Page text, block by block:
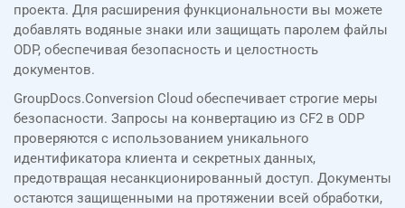
проекта. Для расширения функциональности вы можете
добавлять водяные знаки или защищать паролем файлы
ODP, обеспечивая безопасность и целостность
документов.
GroupDocs.Conversion Cloud обеспечивает строгие меры
безопасности. Запросы на конвертацию из CF2 в ODP
проверяются с использованием уникального
идентификатора клиента и секретных данных,
предотвращая несанкционированный доступ. Документы
остаются защищенными на протяжении всей обработки,